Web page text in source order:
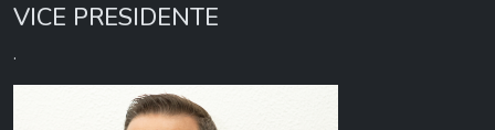
VICE PRESIDENTE
.